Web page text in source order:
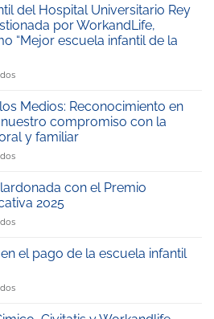
del Hospital Universitario Rey
por WorkandLife,
“Mejor escuela infantil de la
en
Escuela
Infantil
del
Hospital
Universitario
Juan
Carlos,
gestionada
por
reconocida
escuela
Medios: Reconocimiento en
compromiso con la
y familiar
en
en
los
Medios:
Reconocimiento
Telemadrid
compromiso
con el Premio
2025
en
galardonada
Premio
Educativa
el pago de la escuela infantil
en
ahorrar